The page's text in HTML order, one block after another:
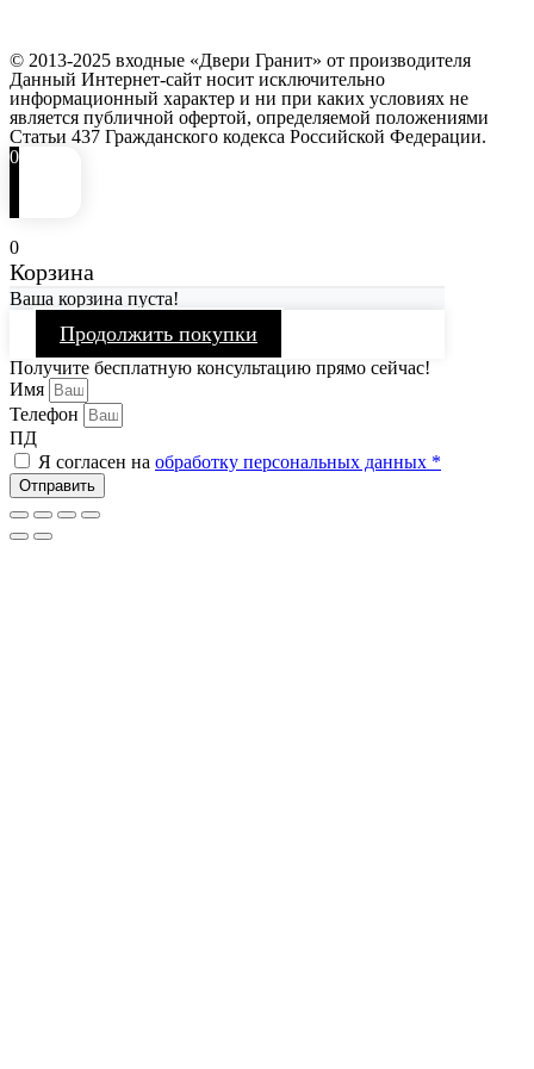
© 2013-2025 входные «Двери Гранит» от производителя
Данный Интернет-сайт носит исключительно
информационный характер и ни при каких условиях не
является публичной офертой, определяемой положениями
Статьи 437 Гражданского кодекса Российской Федерации.
0
0
Корзина
Ваша корзина пуста!
Продолжить покупки
Получите бесплатную консультацию прямо сейчас!
Имя
Телефон
ПД
Я согласен на обработку персональных данных *
Отправить